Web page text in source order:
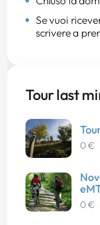
Se vuoi
scrivere a
Tour last
0 €
0 €